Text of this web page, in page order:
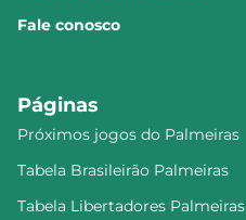
Fale conosco
Páginas
Próximos jogos do Palmeiras
Tabela Brasileirão Palmeiras
Tabela Libertadores Palmeiras